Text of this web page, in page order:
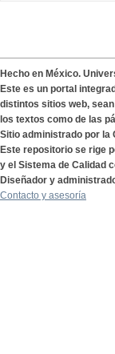
Hecho en México.
Este es un portal
distintos sitios web,
los textos como de las
Sitio administrado por la
Este repositorio se rige
y el Sistema de Calidad
Diseñador y
Contacto y asesoría